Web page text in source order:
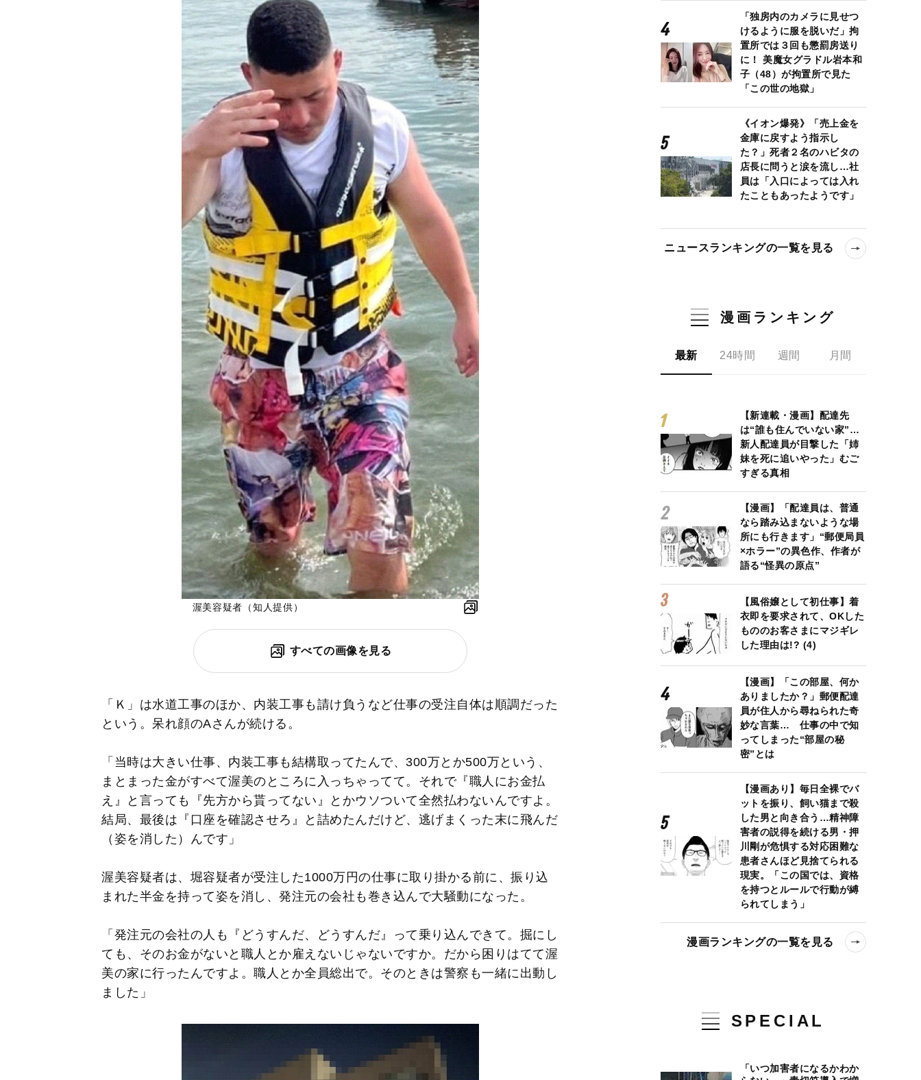
渥美容疑者（知人提供）
すべての画像を見る
「Ｋ」は水道工事のほか、内装工事も請け負うなど仕事の受注自体は順調だった
という。呆れ顔のAさんが続ける。
「当時は大きい仕事、内装工事も結構取ってたんで、300万とか500万という、
まとまった金がすべて渥美のところに入っちゃってて。それで『職人にお金払
え』と言っても『先方から貰ってない』とかウソついて全然払わないんですよ。
結局、最後は『口座を確認させろ』と詰めたんだけど、逃げまくった末に飛んだ
（姿を消した）んです」
渥美容疑者は、堀容疑者が受注した1000万円の仕事に取り掛かる前に、振り込
まれた半金を持って姿を消し、発注元の会社も巻き込んで大騒動になった。
「発注元の会社の人も『どうすんだ、どうすんだ』って乗り込んできて。掘にし
ても、そのお金がないと職人とか雇えないじゃないですか。だから困りはてて渥
美の家に行ったんですよ。職人とか全員総出で。そのときは警察も一緒に出動し
ました」
「独房内のカメラに見せつ
けるように服を脱いだ」拘
置所では３回も懲罰房送り
に！ 美魔女グラドル岩本和
子（48）が拘置所で見た
「この世の地獄」
《イオン爆発》「売上金を
金庫に戻すよう指示し
た？」死者２名のハビタの
店長に問うと涙を流し…社
員は「入口によっては入れ
たこともあったようです」
ニュースランキングの一覧を見る
漫画ランキング
最新 24時間 週間 月間
【新連載・漫画】配達先
は“誰も住んでいない家”…
新人配達員が目撃した「姉
妹を死に追いやった」むご
すぎる真相
【漫画】「配達員は、普通
なら踏み込まないような場
所にも行きます」“郵便局員
×ホラー”の異色作、作者が
語る“怪異の原点”
【風俗嬢として初仕事】着
衣即を要求されて、OKした
もののお客さまにマジギレ
した理由は!? (4)
【漫画】「この部屋、何か
ありましたか？」郵便配達
員が住人から尋ねられた奇
妙な言葉… 仕事の中で知
ってしまった“部屋の秘
密”とは
【漫画あり】毎日全裸でバ
ットを振り、飼い猫まで殺
した男と向き合う…精神障
害者の説得を続ける男・押
川剛が危惧する対応困難な
患者さんほど見捨てられる
現実。「この国では、資格
を持つとルールで行動が縛
られてしまう」
漫画ランキングの一覧を見る
SPECIAL
「いつ加害者になるかわか